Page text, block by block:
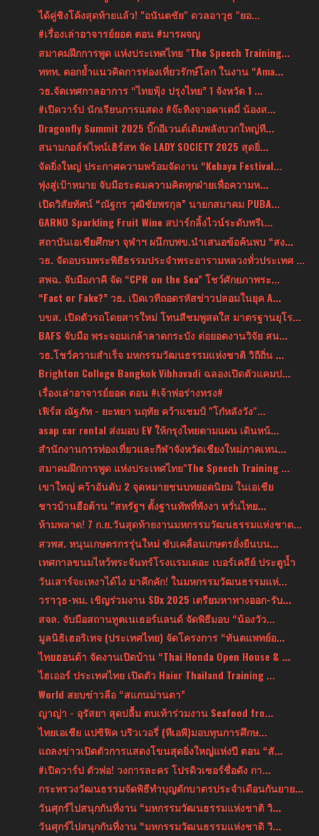
ได้คู่ชิงโค้งสุดท้ายแล้ว! "อนันตชัย" ดวลอาวุธ "ยอ...
#เรื่องเล่าอาจารย์ยอด ตอน #มารผจญ
สมาคมฝึกการพูด แห่งประเทศไทย "The Speech Training...
ททท. ตอกย้ำแนวคิดการท่องเที่ยวรักษ์โลก ในงาน “Ama...
วธ.จัดเทศกาลอาการ “ไทยฟุ้ง ปรุงไทย” 1 จังหวัด 1 ...
#เปิดวาร์ป นักเรียนการแสดง #จ๊ะทิงจาอคาเดมี่ น้องส...
Dragonfly Summit 2025 บิ๊กอีเวนต์เติมพลังบวกใหญ่ที...
สนามกอล์ฟไพน์เฮิร์สท จัด LADY SOCIETY 2025 สุดยิ่...
จัดยิ่งใหญ่ ประกาศความพร้อมจัดงาน “Kebaya Festival...
พุ่งสู่เป้าหมาย จับมือระดมความคิดทุกฝ่ายเพื่อความห...
เปิดวิสัยทัศน์ “ณัฐกร วุฒิชัยพรกุล” นายกสมาคม PUBA...
GARNO Sparkling Fruit Wine สปาร์กลิ้งไวน์ระดับพรีเ...
สถาบันเอเชียศึกษา จุฬาฯ ผนึกบพข.นำเสนอข้อค้นพบ “สง...
วธ. จัดอบรมพระพิธีธรรมประจำพระอารามหลวงทั่วประเทศ ...
สพฉ. จับมือภาคี จัด “CPR on the Sea” โชว์ศักยภาพระ...
“Fact or Fake?” วธ. เปิดเวทีถอดรหัสข่าวปลอมในยุค A...
บขส. เปิดตัวรถโดยสารใหม่ โทนสีชมพูสดใส มาตรฐานยุโร...
BAFS จับมือ พระจอมเกล้าลาดกระบัง ต่อยอดงานวิจัย สน...
วธ.โชว์ความสำเร็จ มหกรรมวัฒนธรรมแห่งชาติ วิถีถิ่น ...
Brighton College Bangkok Vibhavadi ฉลองเปิดตัวแคมป...
เรื่องเล่าอาจารย์ยอด ตอน #เจ้าพ่อร่างทรง#
เฟิร์ส ณัฐภัท - ยะหยา นฤทัย คว้าแชมป์ "โก๋หลังวัง"...
asap car rental ส่งมอบ EV ให้กรุงไทยตามแผน เดินหน้...
สำนักงานการท่องเที่ยวและกีฬาจังหวัดเชียงใหม่ภาคเหน...
สมาคมฝึกการพูด แห่งประเทศไทย"The Speech Training ...
เขาใหญ่ คว้าอันดับ 2 จุดหมายชนบทยอดนิยม ในเอเชีย
ชาวบ้านฮือต้าน "สหรัฐฯ ตั้งฐานทัพที่พังงา หวั่นไทย...
ห้ามพลาด! 7 ก.ย.วันสุดท้ายงานมหกรรมวัฒนธรรมแห่งชาต...
สวพส. หนุนเกษตรกรรุ่นใหม่ ขับเคลื่อนเกษตรยั่งยืนบน...
เทศกาลขนมไหว้พระจันทร์โรงแรมเดอะ เบอร์เคลีย์ ประตูน้ำ
วันเสาร์จะเหงาได้ไง มาคึกคัก! ในมหกรรมวัฒนธรรมแห่...
วราวุธ-พม. เชิญร่วมงาน SDx 2025 เตรียมหาทางออก-รับ...
สจล. จับมือสถานทูตเนเธอร์แลนด์ จัดพิธีมอบ “น้องวัว...
มูลนิธิเฮอริเทจ (ประเทศไทย) จัดโครงการ “ทันตแพทย์อ...
ไทยฮอนด้า จัดงานเปิดบ้าน “Thai Honda Open House & ...
ไฮเออร์ ประเทศไทย เปิดตัว Haier Thailand Training ...
World สยบข่าวลือ “สแกนม่านตา”
ญาญ่า - อุรัสยา สุดปลื้ม ตบเท้าร่วมงาน Seafood fro...
ไทยเอเชีย แปซิฟิค บริวเวอรี่ (ทีเอพี)มอบทุนการศึกษ...
แถลงข่าวเปิดตัวการแสดงโขนสุดยิ่งใหญ่แห่งปี ตอน “สั...
#เปิดวาร์ป ตัวพ่อ! วงการละคร โปรดิวเซอร์ชื่อดัง กา...
กระทรวงวัฒนธรรมจัดพิธีทำบุญตักบาตรประจำเดือนกันยาย...
วันศุกร์ไปสนุกกันที่งาน “มหกรรมวัฒนธรรมแห่งชาติ วิ...
วันศุกร์ไปสนุกกันที่งาน “มหกรรมวัฒนธรรมแห่งชาติ วิ...